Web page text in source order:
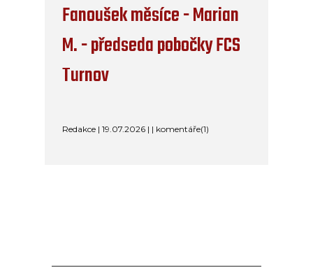
Fanoušek měsíce - Marian
M. - předseda pobočky FCS
Turnov
Redakce | 19.07.2026 | | komentáře(1)